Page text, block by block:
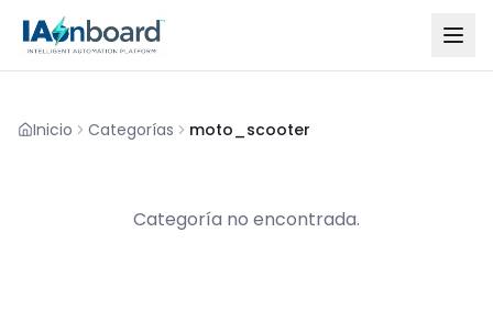
Inicio Categorías moto_scooter
Categoría no encontrada.